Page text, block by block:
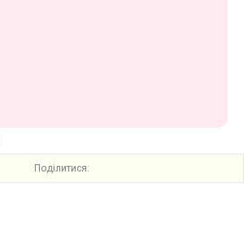
Поділитися: